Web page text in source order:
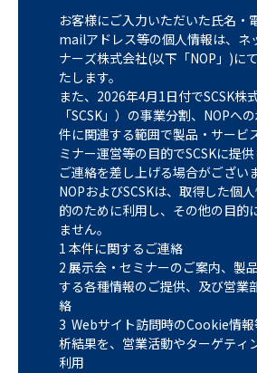
お客様にご入力いただいた氏名・
mailアドレス等の個人情報は、ネ
ナーズ株式会社(以下「NOP」)に
たします。
また、2026年4月1日付でSCSK株
「SCSK」）の事業分割、NOPへ
件に関連する範囲で製品・サービ
ミナー運営等の目的でSCSKに提供
ご連絡を差し上げる場合がござい
NOPおよびSCSKは、取得した個
的のために利用し、その他の目的
ません。
1 本件に関するご連絡
2 展示会・セミナーのご案内、製
する各種情報のご提供、及び営業
絡
3 Webサイト訪問時のCookie情
析結果を、営業活動やターゲティ
利用